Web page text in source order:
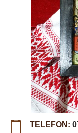
TELEFON: